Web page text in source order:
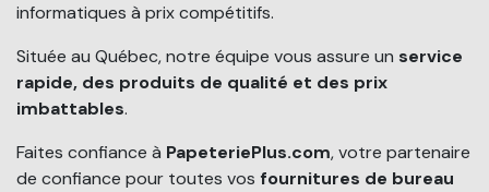
informatiques à prix compétitifs.
Située au Québec, notre équipe vous assure un service
rapide, des produits de qualité et des prix
imbattables.
Faites confiance à PapeteriePlus.com, votre partenaire
de confiance pour toutes vos fournitures de bureau